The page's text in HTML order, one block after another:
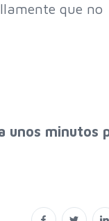
que no
unos minutos